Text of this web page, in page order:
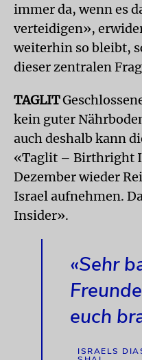
immer da, wenn es
verteidigen»,
weiterhin so bleibt,
dieser zentralen
TAGLIT
kein guter
auch deshalb kann
«Taglit – Birthright
Dezember wieder
Israel aufnehmen.
Insider».
«Sehr
euch
ISRAELS